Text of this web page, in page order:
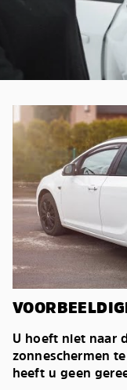
U hoeft niet naar
zonneschermen
heeft u geen